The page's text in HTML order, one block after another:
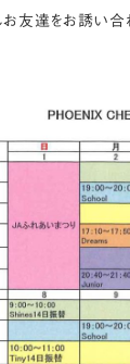
友達をお誘い合